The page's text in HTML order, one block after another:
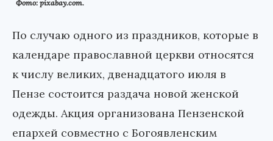
Фото: pixabay.com.
По случаю одного из праздников, которые в
календаре православной церкви относятся
к числу великих, двенадцатого июля в
Пензе состоится раздача новой женской
одежды. Акция организована Пензенской
епархей совместно с Богоявленским